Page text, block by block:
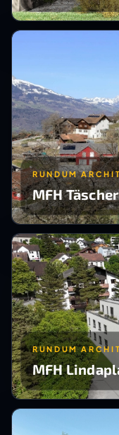
RUNDUM
MFH Täscher
RUNDUM
MFH